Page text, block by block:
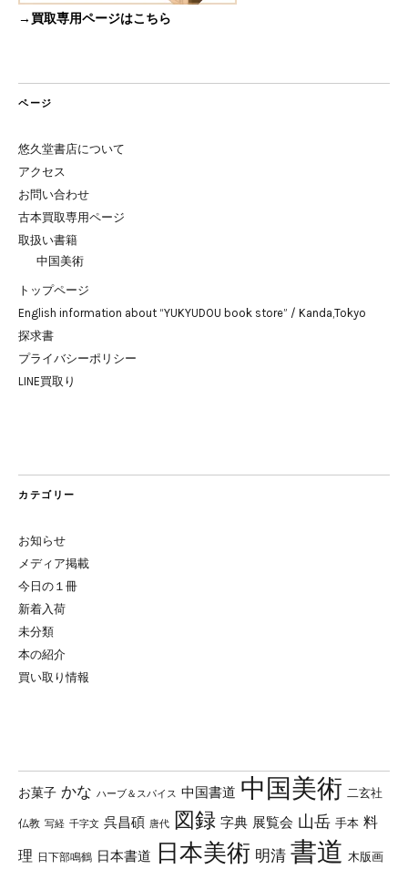
→買取専用ページはこちら
ページ
悠久堂書店について
アクセス
お問い合わせ
古本買取専用ページ
取扱い書籍
中国美術
トップページ
English information about “YUKYUDOU book store” / Kanda,Tokyo
探求書
プライバシーポリシー
LINE買取り
カテゴリー
お知らせ
メディア掲載
今日の１冊
新着入荷
未分類
本の紹介
買い取り情報
お菓子 かな ハーブ＆スパイス 中国書道 中国美術 二玄社
仏教 写経 千字文 呉昌碩 唐代 図録 字典 展覧会 山岳 手本 料
理 日下部鳴鶴 日本書道 日本美術 明清 書道 木版画